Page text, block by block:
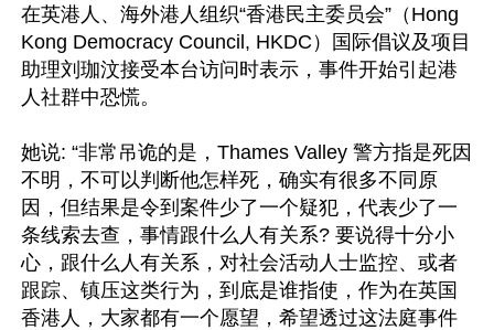
在英港人、海外港人组织“香港民主委员会”（Hong
Kong Democracy Council, HKDC）国际倡议及项目
助理刘珈汶接受本台访问时表示，事件开始引起港
人社群中恐慌。
她说: “非常吊诡的是，Thames Valley 警方指是死因
不明，不可以判断他怎样死，确实有很多不同原
因，但结果是令到案件少了一个疑犯，代表少了一
条线索去查，事情跟什么人有关系? 要说得十分小
心，跟什么人有关系，对社会活动人士监控、或者
跟踪、镇压这类行为，到底是谁指使，作为在英国
香港人，大家都有一个愿望，希望透过这法庭事件